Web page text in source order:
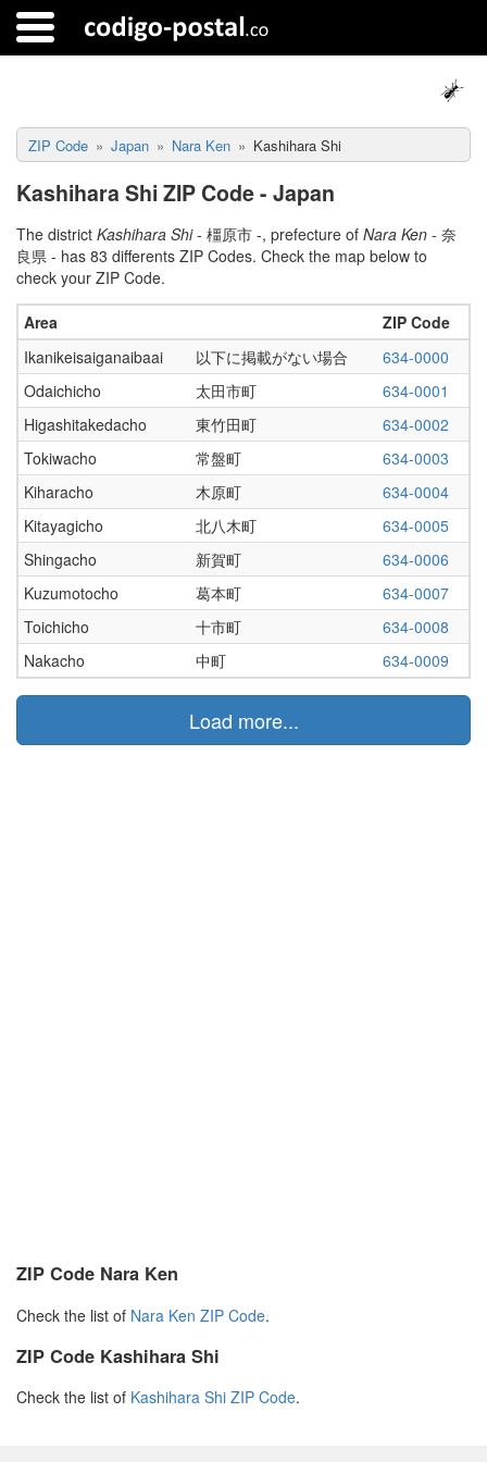
ZIP Code Japan Nara Ken Kashihara Shi
Kashihara Shi ZIP Code - Japan
The district Kashihara Shi- 橿原市 -, prefecture of Nara Ken - 奈
良県 - has 83 differents ZIP Codes. Check the map below to
check your ZIP Code.
Area
ZIP Code
Ikanikeisaiganaibaai
以下に掲載がない場合
634-0000
Odaichicho
太田市町
634-0001
Higashitakedacho
東竹田町
634-0002
Tokiwacho
常盤町
634-0003
Kiharacho
木原町
634-0004
Kitayagicho
北八木町
634-0005
Shingacho
新賀町
634-0006
Kuzumotocho
葛本町
634-0007
Toichicho
十市町
634-0008
Nakacho
中町 634-0009
Load more...
ZIP Code Nara Ken
Check the list of Nara Ken ZIP Code.
ZIP Code Kashihara Shi
Check the list of Kashihara Shi ZIP Code.